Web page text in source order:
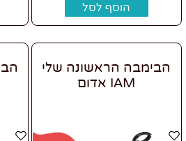
הוסף לסל
הבימבה הראשונה שלי
IAM אדום